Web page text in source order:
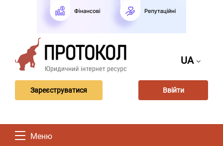
UA
Зареєструватися Ввійти
Меню